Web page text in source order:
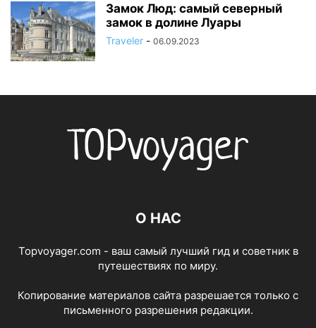
Замок Люд: самый северный
замок в долине Луары
Traveler - 06.09.2023
О НАС
Topvoyager.com - ваш самый лучший гид и советник в
путешествиях по миру.
Копирование материалов сайта разрешается только с
письменного разрешения редакции.